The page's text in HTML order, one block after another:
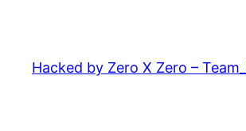
content
Hacked by Zero X Zero –